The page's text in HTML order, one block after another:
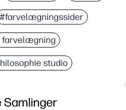
#farvelægningssider
farvelægning
studio
Samlinger